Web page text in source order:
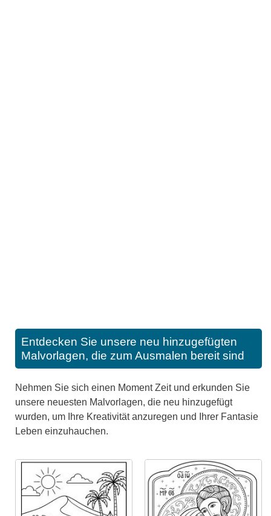
Entdecken Sie unsere neu hinzugefügten
Malvorlagen, die zum Ausmalen bereit sind
Nehmen Sie sich einen Moment Zeit und erkunden Sie
unsere neuesten Malvorlagen, die neu hinzugefügt
wurden, um Ihre Kreativität anzuregen und Ihrer Fantasie
Leben einzuhauchen.